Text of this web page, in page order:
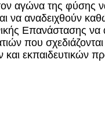
αγώνα της
αναδειχθούν
Επανάστασης να
που
και εκπαιδευτικών